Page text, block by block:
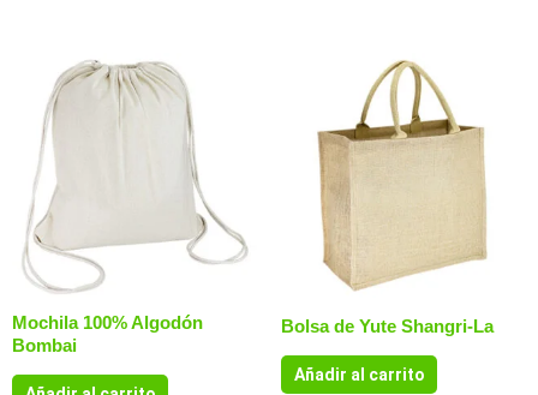
Mochila 100% Algodón
Bombai
Bolsa de Yute Shangri-La
Añadir al carrito